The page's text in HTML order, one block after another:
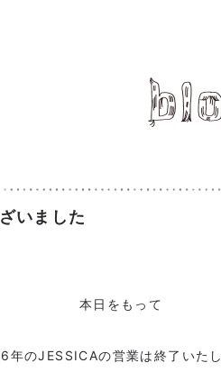
いました
本日をもって
年のJESSICAの営業は終了いた